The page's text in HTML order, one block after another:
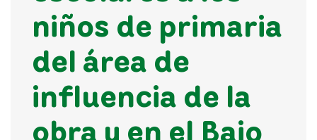
niños de primaria
del área de
influencia de la
obra y en el Bajo